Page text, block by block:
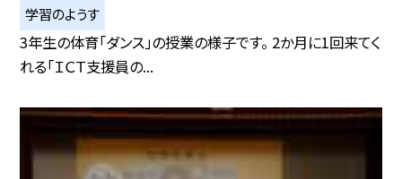
学習のようす
3年生の体育「ダンス」の授業の様子です。 2か月に1回来てく
れる「ＩＣＴ支援員の...